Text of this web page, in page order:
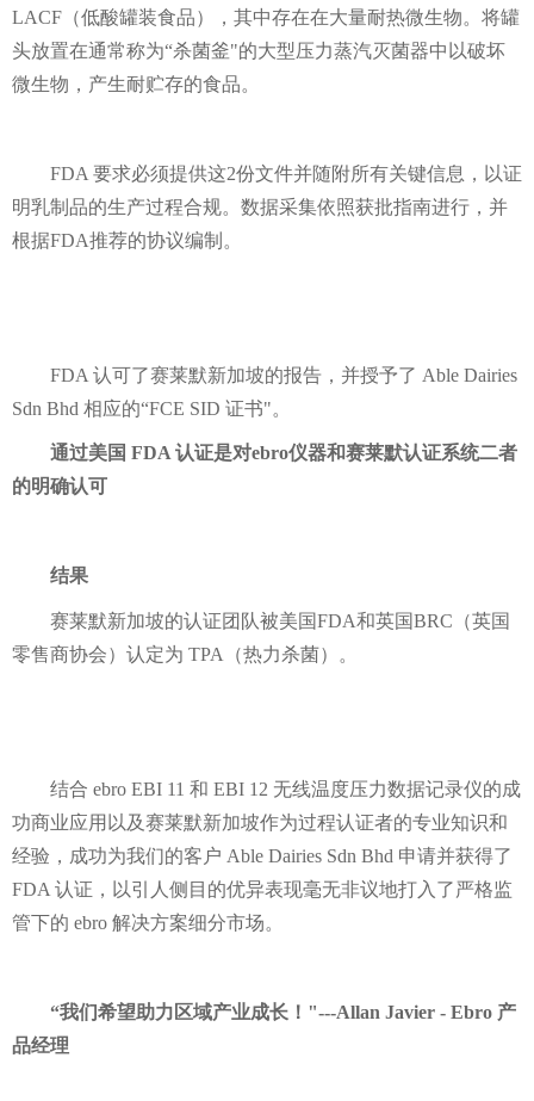
LACF（低酸罐装食品），其中存在在大量耐热微生物。将罐
头放置在通常称为“杀菌釜"的大型压力蒸汽灭菌器中以破坏
微生物，产生耐贮存的食品。
FDA 要求必须提供这2份文件并随附所有关键信息，以证
明乳制品的生产过程合规。数据采集依照获批指南进行，并
根据FDA推荐的协议编制。
FDA 认可了赛莱默新加坡的报告，并授予了 Able Dairies
Sdn Bhd 相应的“FCE SID 证书"。
通过美国 FDA 认证是对ebro仪器和赛莱默认证系统二者
的明确认可
结果
赛莱默新加坡的认证团队被美国FDA和英国BRC（英国
零售商协会）认定为 TPA（热力杀菌）。
结合 ebro EBI 11 和 EBI 12 无线温度压力数据记录仪的成
功商业应用以及赛莱默新加坡作为过程认证者的专业知识和
经验，成功为我们的客户 Able Dairies Sdn Bhd 申请并获得了
FDA 认证，以引人侧目的优异表现毫无非议地打入了严格监
管下的 ebro 解决方案细分市场。
“我们希望助力区域产业成长！"---Allan Javier - Ebro 产
品经理